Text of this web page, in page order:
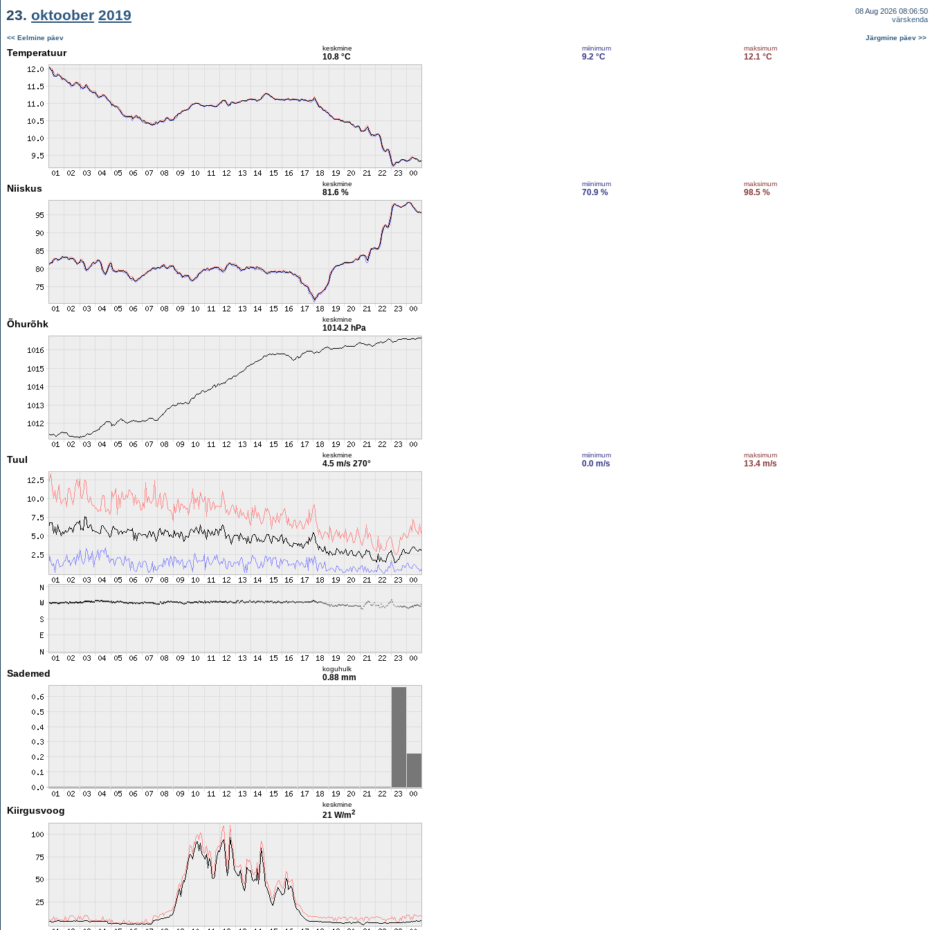
23. oktoober 2019
08 Aug 2026 08:06:50
värskenda
<< Eelmine päev Järgmine päev >>
Temperatuur keskmine
10.8 °C
miinimum
9.2 °C
maksimum
12.1 °C
Niiskus keskmine
81.6 %
miinimum
70.9 %
maksimum
98.5 %
Õhurõhk keskmine
1014.2 hPa
Tuul keskmine
4.5 m/s 270°
miinimum
0.0 m/s
maksimum
13.4 m/s
Sademed koguhulk
0.88 mm
Kiirgusvoog
keskmine
21 W/m2